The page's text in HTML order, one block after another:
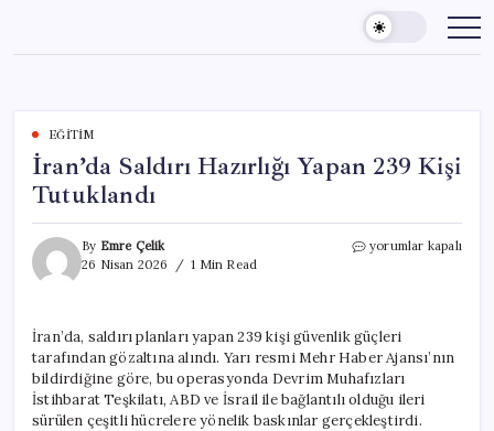
content
EĞITIM
İran’da Saldırı Hazırlığı Yapan 239 Kişi
Tutuklandı
By Emre Çelik
26 Nisan 2026
1 Min Read
İran’da
Kişi
Tutuklandı
için
yorumlar kapalı
İran’da, saldırı planları yapan 239 kişi güvenlik güçleri
tarafından gözaltına alındı. Yarı resmi Mehr Haber Ajansı’nın
bildirdiğine göre, bu operasyonda Devrim Muhafızları
İstihbarat Teşkilatı, ABD ve İsrail ile bağlantılı olduğu ileri
sürülen çeşitli hücrelere yönelik baskınlar gerçekleştirdi.